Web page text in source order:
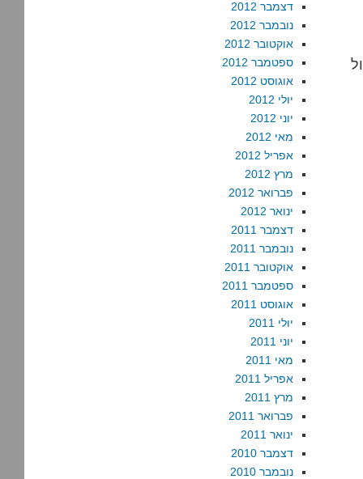
דצמבר 2012
נובמבר 2012
אוקטובר 2012
ספטמבר 2012
אוגוסט 2012
יולי 2012
יוני 2012
מאי 2012
אפריל 2012
מרץ 2012
פברואר 2012
ינואר 2012
דצמבר 2011
נובמבר 2011
אוקטובר 2011
ספטמבר 2011
אוגוסט 2011
יולי 2011
יוני 2011
מאי 2011
אפריל 2011
מרץ 2011
פברואר 2011
ינואר 2011
דצמבר 2010
נובמבר 2010